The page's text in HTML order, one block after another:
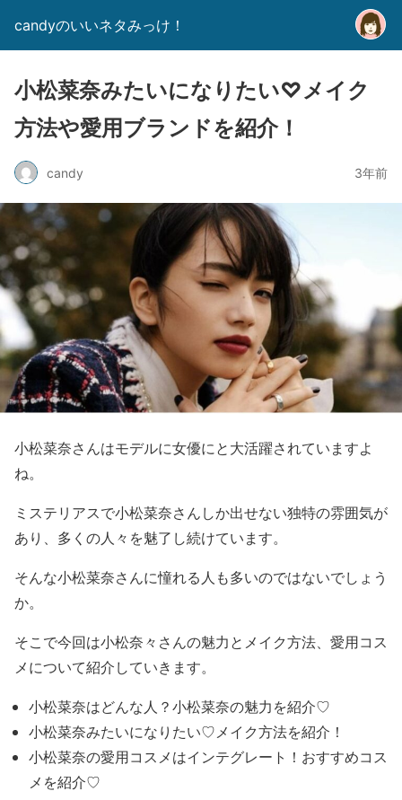
candyのいいネタみっけ！
小松菜奈みたいになりたい♡メイク
方法や愛用ブランドを紹介！
candy 3年前
小松菜奈さんはモデルに女優にと大活躍されていますよ
ね。
ミステリアスで小松菜奈さんしか出せない独特の雰囲気が
あり、多くの人々を魅了し続けています。
そんな小松菜奈さんに憧れる人も多いのではないでしょう
か。
そこで今回は小松奈々さんの魅力と メイク方法、 愛用コス
メについて紹介していきます。
小松菜奈はどんな人？小松菜奈の魅力を紹介♡
小松菜奈みたいになりたい♡メイク方法を紹介！
小松菜奈の愛用コスメはインテグレート！おすすめコス
メを紹介♡